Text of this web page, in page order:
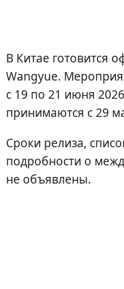
В Китае готовится
Wangyue.
с 19 по 21 июня
принимаются с 29
Сроки релиза,
подробности о
не объявлены.